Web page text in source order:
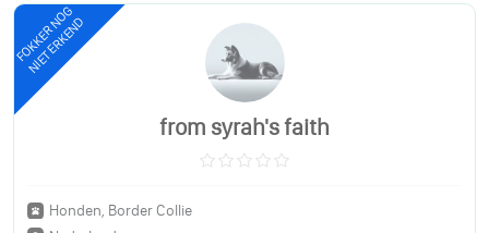
FOKKER NOG
NIET ERKEND
from syrah's faith
Honden, Border Collie